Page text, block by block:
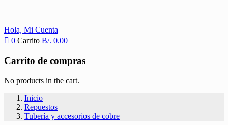
Hola, Mi Cuenta
0 Carrito B/. 0.00
Carrito de compras
No products in the cart.
Inicio
Repuestos
Tubería y accesorios de cobre